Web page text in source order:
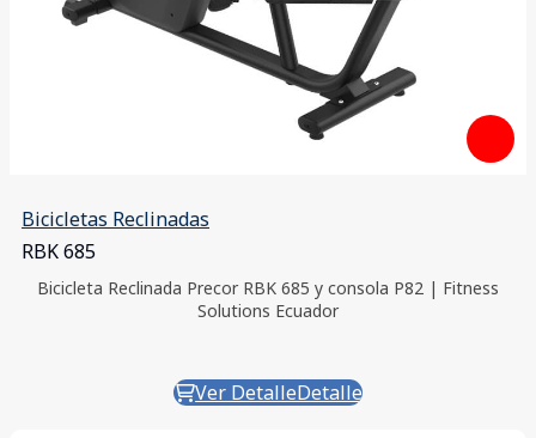
Bicicletas Reclinadas
RBK 685
Bicicleta Reclinada Precor RBK 685 y consola P82 | Fitness
Solutions Ecuador
Ver DetalleDetalle